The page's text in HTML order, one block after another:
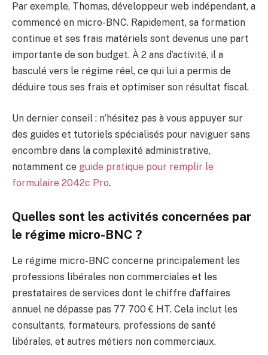
Par exemple, Thomas, développeur web indépendant, a
commencé en micro-BNC. Rapidement, sa formation
continue et ses frais matériels sont devenus une part
importante de son budget. À 2 ans d’activité, il a
basculé vers le régime réel, ce qui lui a permis de
déduire tous ses frais et optimiser son résultat fiscal.
Un dernier conseil : n’hésitez pas à vous appuyer sur
des guides et tutoriels spécialisés pour naviguer sans
encombre dans la complexité administrative,
notamment ce guide pratique pour remplir le
formulaire 2042c Pro.
Quelles sont les activités concernées par
le régime micro-BNC ?
Le régime micro-BNC concerne principalement les
professions libérales non commerciales et les
prestataires de services dont le chiffre d’affaires
annuel ne dépasse pas 77 700 € HT. Cela inclut les
consultants, formateurs, professions de santé
libérales, et autres métiers non commerciaux.